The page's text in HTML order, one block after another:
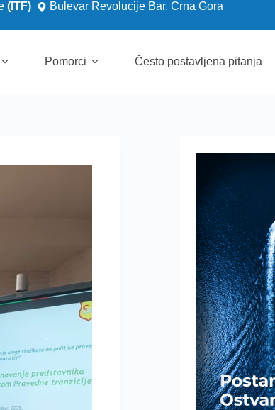
(ITF) Bulevar Revolucije Bar, Crna Gora
Pomorci Često postavljena pitanja